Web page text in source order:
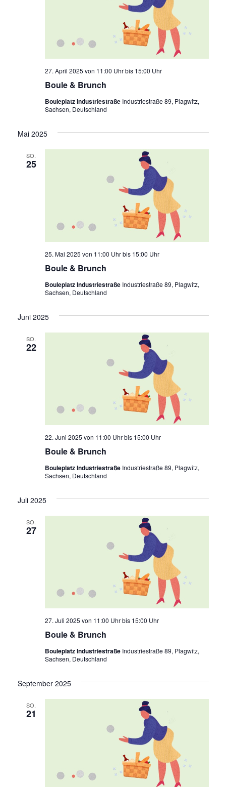
Boule & Brunch
27. April 2025 von 11:00 Uhrbis 15:00 Uhr
Bouleplatz Industriestraße Industriestraße 89, Plagwitz,
Sachsen, Deutschland
Mai 2025
SO.
25
Boule & Brunch
25. Mai 2025 von 11:00 Uhrbis 15:00 Uhr
Bouleplatz Industriestraße Industriestraße 89, Plagwitz,
Sachsen, Deutschland
Juni 2025
SO.
22
Boule & Brunch
22. Juni 2025 von 11:00 Uhrbis 15:00 Uhr
Bouleplatz Industriestraße Industriestraße 89, Plagwitz,
Sachsen, Deutschland
Juli 2025
SO.
27
Boule & Brunch
27. Juli 2025 von 11:00 Uhrbis 15:00 Uhr
Bouleplatz Industriestraße Industriestraße 89, Plagwitz,
Sachsen, Deutschland
September 2025
SO.
21